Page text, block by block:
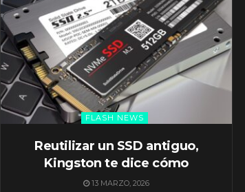
FLASH NEWS
Reutilizar un SSD antiguo,
Kingston te dice cómo
13 MARZO, 2026